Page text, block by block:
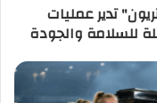
1447هـ.. "كاتريون" تدير عمليات
للسلامة والجودة